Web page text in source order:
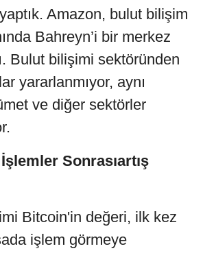
Amazon, bulut bilişim
Bahreyn’i bir merkez
Bulut bilişimi sektöründen
yararlanmıyor, aynı
ve diğer sektörler
Sonrasıartış
Bitcoin'in değeri, ilk kez
işlem görmeye